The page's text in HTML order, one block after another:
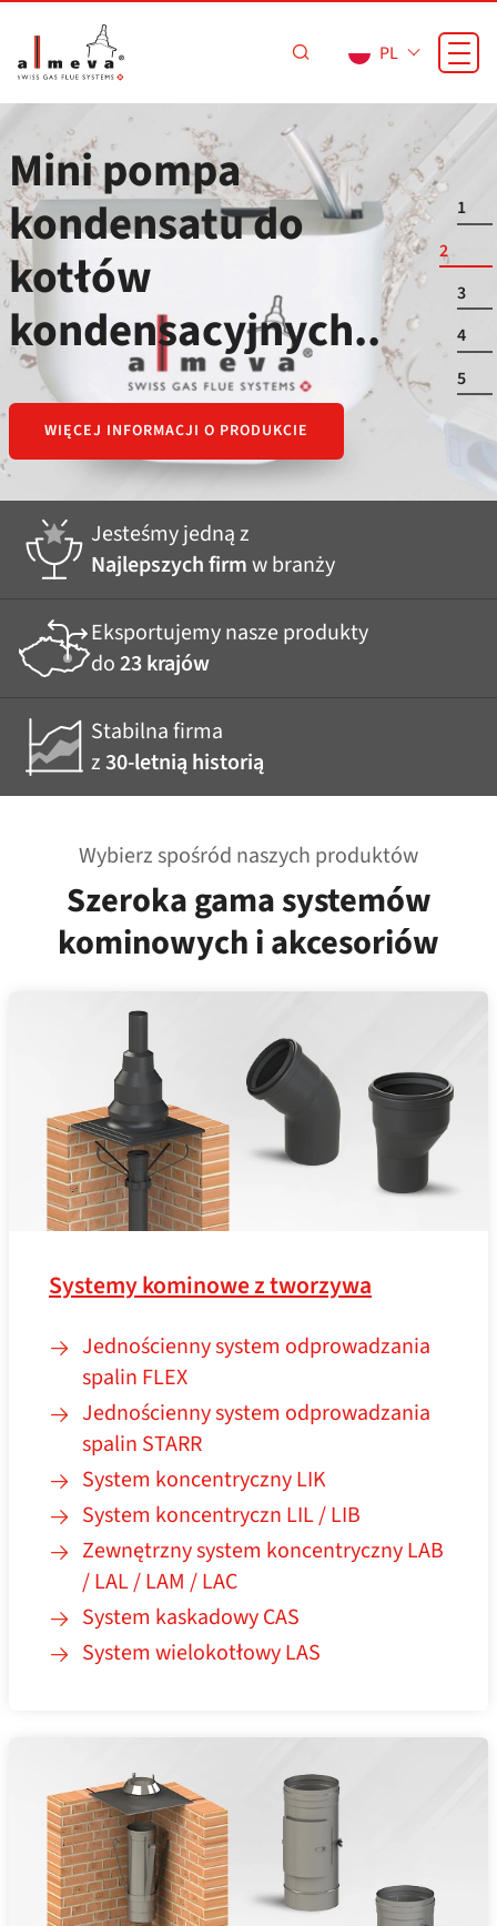
PL
Mini pompa
kondensatu do
kotłów
kondensacyjnych..
WIĘCEJ INFORMACJI O PRODUKCIE
1
2
3
4
5
Jesteśmy jedną z
Najlepszych firmw branży
Eksportujemy nasze produkty
do23 krajów
Stabilna firma
z30-letnią historią
Wybierz spośród naszych produktów
Szeroka gama systemów
kominowych i akcesoriów
Systemy kominowe z tworzywa
Jednościenny system odprowadzania
spalin FLEX
Jednościenny system odprowadzania
spalin STARR
System koncentryczny LIK
System koncentryczn LIL / LIB
Zewnętrzny system koncentryczny LAB
/ LAL / LAM / LAC
System kaskadowy CAS
System wielokotłowy LAS